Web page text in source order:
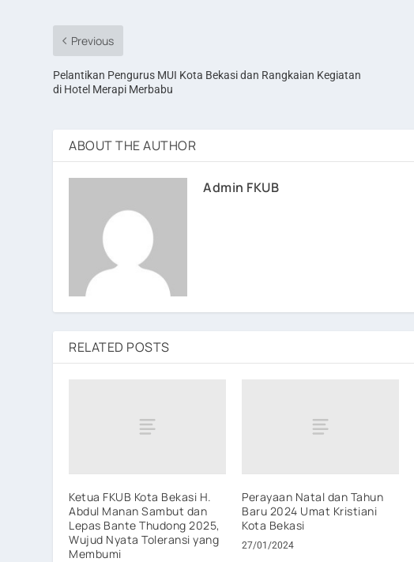
Previous
Pelantikan Pengurus MUI Kota Bekasi dan Rangkaian Kegiatan
di Hotel Merapi Merbabu
ABOUT THE AUTHOR
Admin FKUB
RELATED POSTS
Ketua FKUB Kota Bekasi H.
Abdul Manan Sambut dan
Lepas Bante Thudong 2025,
Wujud Nyata Toleransi yang
Membumi
Perayaan Natal dan Tahun
Baru 2024 Umat Kristiani
Kota Bekasi
27/01/2024